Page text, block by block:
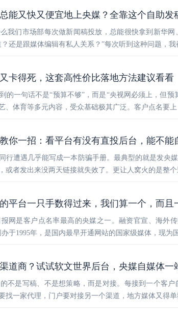
能又快又便宜地上央媒？全靠这个自助发
我们市场部每次做新闻稿投放，总能很快拿到新华
还是跟媒体编辑有私人关系？”每次听到这种问题，
卡得死，这套高性价比落地方法建议看看
的一句话不是“预算不够”，而是“央视网必须上，但
、体育等多元内容，受众基础极其广泛。客户点名要
你一招：看平台有没有直投后台，能不能
行遭遇几乎能写成一本防骗手册。最典型的就是发央
或者发出来没两天链接就失效了。更让人窝火的是整
平台一只手数得过来，我们算一个，而且
网是客户点名率最高的央媒之一。融资官宣、海外
于1995年，是国内最早开通网站的国家级媒体，现为
道商？试试软文世界后台，央媒自媒体一
不是写稿、不是想策略，而是对接。每接到一个客
找一家代理，门户要对接另一个渠道，地方媒体又得